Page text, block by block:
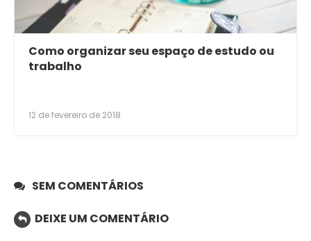
Como organizar seu espaço de estudo ou
trabalho
12 de fevereiro de 2018
SEM COMENTÁRIOS
DEIXE UM COMENTÁRIO